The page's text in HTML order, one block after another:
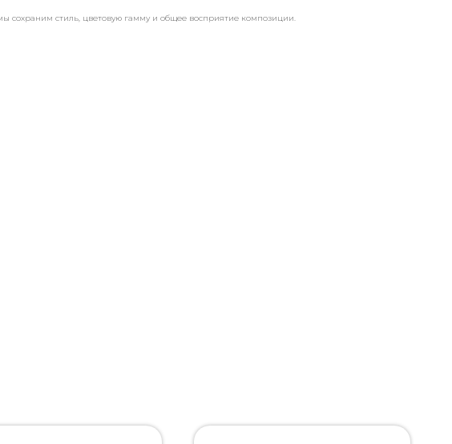
сохраним стиль, цветовую гамму и общее восприятие композиции.